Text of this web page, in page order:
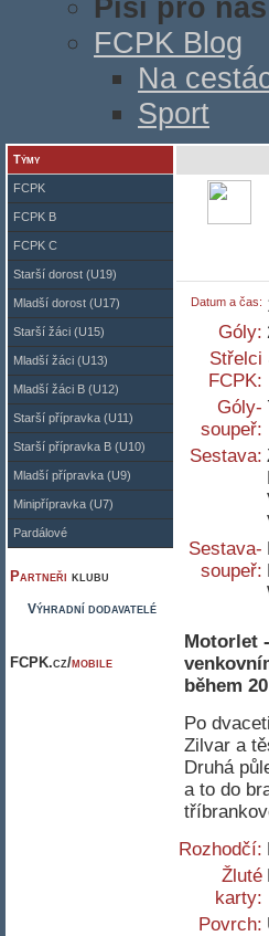
Píší pro
FCPK Blog
Na
Sport
Týmy
FCPK
FCPK B
FCPK C
Starší dorost (U19)
Mladší dorost (U17)
Starší žáci (U15)
Mladší žáci (U13)
Mladší žáci B (U12)
Starší přípravka (U11)
Starší přípravka B (U10)
Mladší přípravka (U9)
Minipřípravka (U7)
Pardálové
Partneři klubu
Výhradní dodavatelé
FCPK.cz/mobile
Datum a čas:
Góly:
Střelci
FCPK:
Góly-
soupeř:
Sestava:
Sestava-
soupeř:
Motorlet
během
Po
Zilvar a
Druhá
a to do
Rozhodčí:
Žluté
karty:
Povrch: